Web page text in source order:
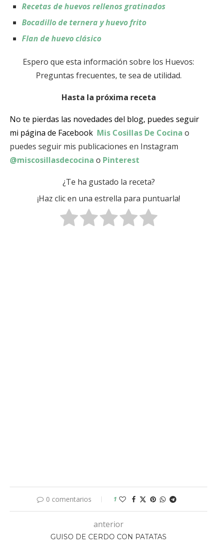
Recetas de huevos rellenos gratinados
Bocadillo de ternera y huevo frito
Flan de huevo clásico
Espero que esta información sobre los Huevos:
Preguntas frecuentes, te sea de utilidad.
Hasta la próxima receta
No te pierdas las novedades del blog, puedes seguir
mi página de Facebook Mis Cosillas De Cocina o
puedes seguir mis publicaciones en Instagram
@miscosillasdecocina o Pinterest
¿Te ha gustado la receta?
¡Haz clic en una estrella para puntuarla!
0 comentarios 1
anterior
GUISO DE CERDO CON PATATAS